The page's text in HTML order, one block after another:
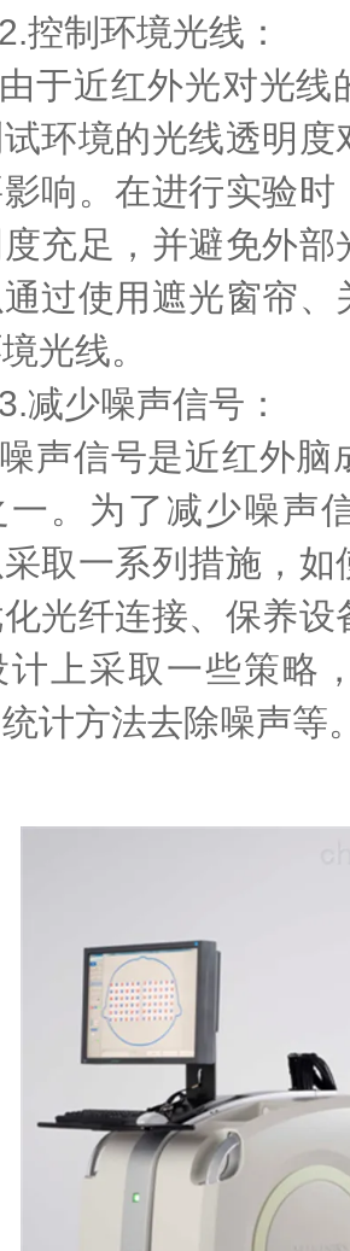
2.控制环境光线：
近红外光对光线
环境的光线透明
响。在进行实验
充足，并避免外
过使用遮光窗帘
光线。
3.减少噪声信号：
信号是近红外脑
一。为了减少噪声
取一系列措施，
光纤连接、保养
计上采取一些策略
计方法去除噪声等